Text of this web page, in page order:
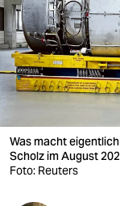
berlin
nord
wahrheit
verlag
verlag
Was macht
Scholz im August
Foto: Reuters